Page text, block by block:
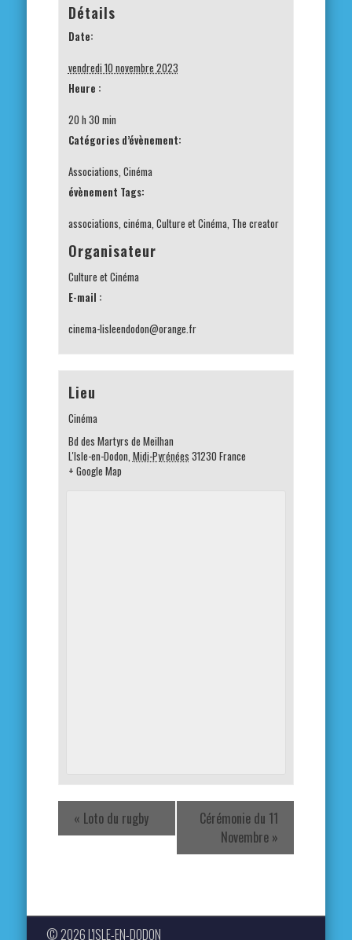
Détails
Date:
vendredi 10 novembre 2023
Heure :
20 h 30 min
Catégories d’évènement:
Associations Cinéma
évènement Tags:
associations cinéma Culture et Cinéma The creator
Organisateur
Culture et Cinéma
E-mail :
cinema-lisleendodon@orange.fr
Lieu
Cinéma
Bd des Martyrs de Meilhan
L'Isle-en-Dodon Midi-Pyrénées 31230 France
+ Google Map
« Loto du rugby
Cérémonie du 11
Novembre »
© 2026 L'ISLE-EN-DODON